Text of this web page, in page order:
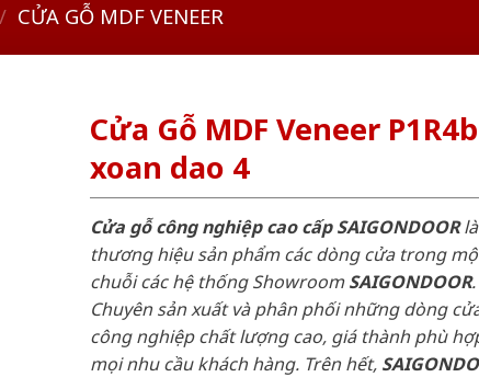
/ CỬA GỖ MDF VENEER
Cửa Gỗ MDF Veneer P1R4b
xoan dao 4
Cửa gỗ công nghiệp cao cấp SAIGONDOORlà
thương hiệu sản phẩm các dòng cửa trong
chuỗi các hệ thống ShowroomSAIGONDOOR.
Chuyên sản xuất và phân phối những dòng
công nghiệp chất lượng cao, giá thành phù
mọi nhu cầu khách hàng. Trên hết,